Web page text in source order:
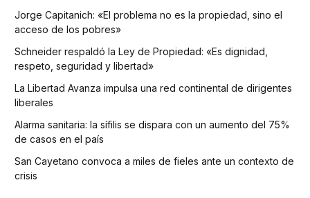
Jorge Capitanich: «El problema no es la propiedad, sino el
acceso de los pobres»
Schneider respaldó la Ley de Propiedad: «Es dignidad,
respeto, seguridad y libertad»
La Libertad Avanza impulsa una red continental de dirigentes
liberales
Alarma sanitaria: la sífilis se dispara con un aumento del 75%
de casos en el país
San Cayetano convoca a miles de fieles ante un contexto de
crisis